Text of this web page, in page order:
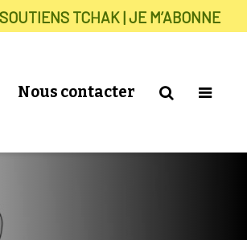
TCHAK | JE M’ABONNE
Nous contacter